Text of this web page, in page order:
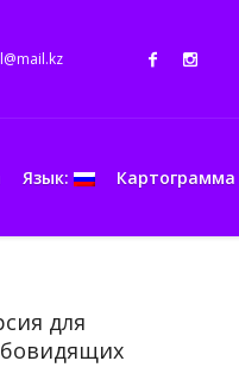
Язык:
для